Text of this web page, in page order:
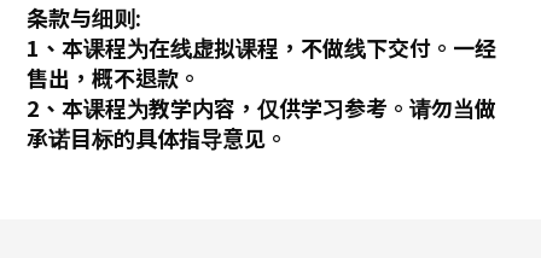
条款与细则:
1、本课程为在线虚拟课程，不做线下交付。一经
售出，概不退款。
2、本课程为教学内容，仅供学习参考。请勿当做
承诺目标的具体指导意见。